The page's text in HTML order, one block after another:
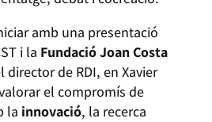
amb una presentació
i la Fundació Joan Costa
director de RDI, en Xavier
el compromís de
la innovació, la recerca